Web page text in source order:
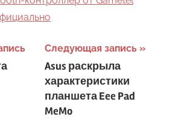
Следующая запись
Asus раскрыла
характеристики
планшета Eee Pad
MeMo